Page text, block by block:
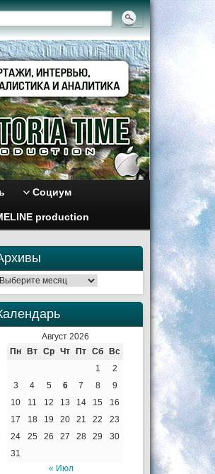
Социум
production
Архивы
Август 2026
Пн
Вт Ср Чт Пт Сб
Вс
1
2
3
4 5 6 7 8
9
10
11 12 13 14 15
16
17
18 19 20 21 22
23
24
25 26 27 28 29
30
31
« Июл